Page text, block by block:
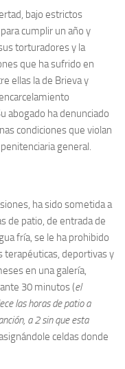
bajo estrictos
cumplir un año y
torturadores y la
que ha sufrido en
ellas la de Brieva y
abogado ha denunciado
condiciones que violan
general.
ha sido sometida a
de patio, de entrada de
fría, se le ha prohibido
terapéuticas, deportivas y
en una galería,
30 minutos (el
las horas de patio a
a 2 sin que esta
celdas donde